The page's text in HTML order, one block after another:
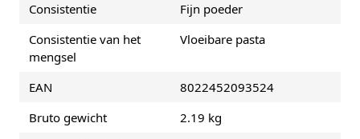
Consistentie
Fijn poeder
Consistentie van het
mengsel
Vloeibare pasta
EAN
8022452093524
Bruto gewicht
2.19 kg